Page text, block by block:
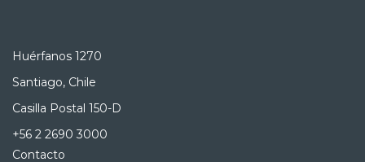
Huérfanos 1270
Santiago, Chile
Casilla Postal 150-D
+56 2 2690 3000
Contacto